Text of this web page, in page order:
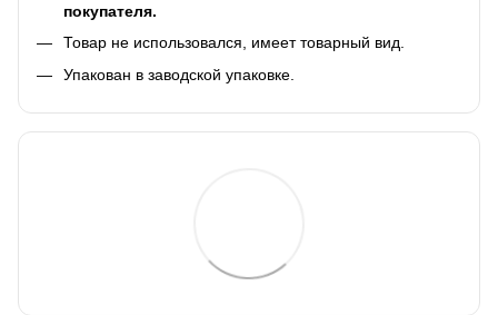
покупателя.
Товар не использовался, имеет товарный вид.
Упакован в заводской упаковке.